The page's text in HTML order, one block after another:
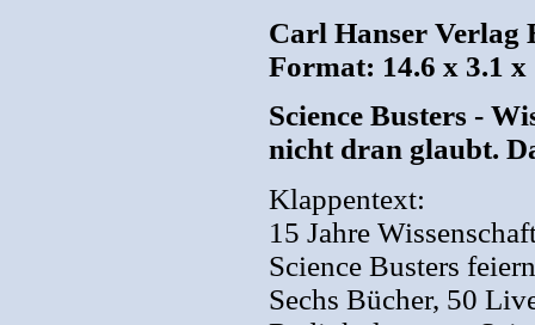
Carl Hanser Verlag
Format: 14.6 x 3.1 x
Science Busters -
nicht dran glaubt.
Klappentext:
15 Jahre
Science Busters
Sechs Bücher, 50